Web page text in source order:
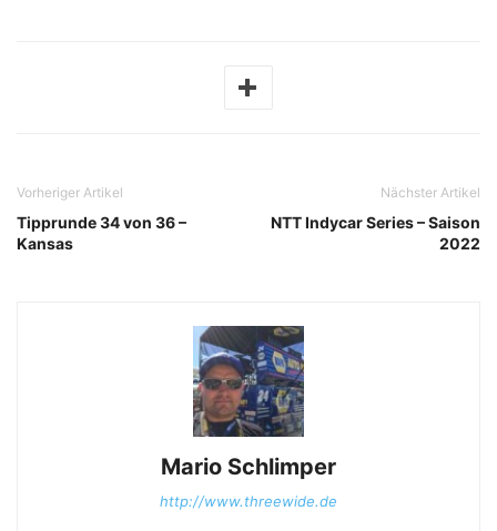
Vorheriger Artikel
Tipprunde 34 von 36 –
Kansas
Nächster Artikel
NTT Indycar Series – Saison
2022
Mario Schlimper
http://www.threewide.de